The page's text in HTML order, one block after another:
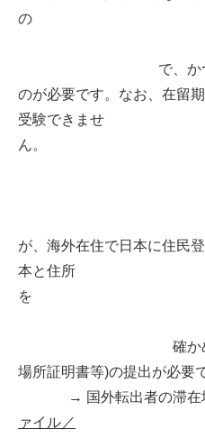
で、かつ６か月
のが必要です。なお、在留
受験できませ
ん
＊ 日本
が、海外在住で日本に住民
本と住所
確かめる書類(
場所証明書等)の提出が必要
→ 国外転出者の滞在場
ァイル／